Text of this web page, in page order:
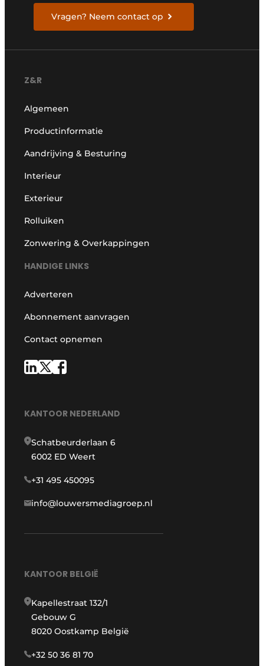
Vragen? Neem contact op
Z&R
Algemeen
Productinformatie
Aandrijving & Besturing
Interieur
Exterieur
Rolluiken
Zonwering & Overkappingen
HANDIGE LINKS
Adverteren
Abonnement aanvragen
Contact opnemen
KANTOOR NEDERLAND
Schatbeurderlaan 6
6002 ED Weert
+31 495 450095
info@louwersmediagroep.nl
KANTOOR BELGIË
Kapellestraat 132/1
Gebouw G
8020 Oostkamp België
+32 50 36 81 70